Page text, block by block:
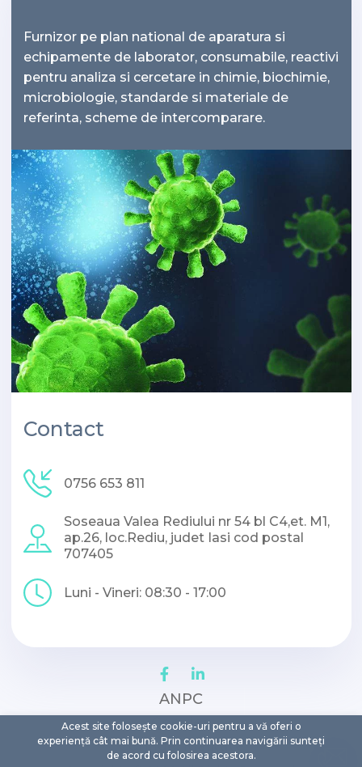
Furnizor pe plan national de aparatura si
echipamente de laborator, consumabile, reactivi
pentru analiza si cercetare in chimie, biochimie,
microbiologie, standarde si materiale de
referinta, scheme de intercomparare.
Contact
0756 653 811
Soseaua Valea Rediului nr 54 bl C4,et. M1,
ap.26, loc.Rediu, judet Iasi cod postal
707405
Luni - Vineri: 08:30 - 17:00
ANPC
Cookies
Confidentialitate
Acest site folosește cookie-uri pentru a vă oferi o
experiență cât mai bună. Prin continuarea navigării sunteți
de acord cu folosirea acestora.